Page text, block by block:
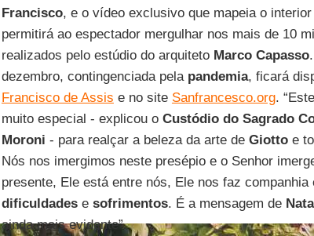
Francisco, e o vídeo exclusivo que mapeia o interior
permitirá ao espectador mergulhar nos mais de 10
realizados pelo estúdio do arquiteto Marco Capasso
dezembro, contingenciada pela pandemia, ficará
Francisco de Assis e no site Sanfrancesco.org.
muito especial - explicou o Custódio do Sagrado
Moroni - para realçar a beleza da arte de Giottoe
Nós nos imergimos neste presépio e o Senhor
presente, Ele está entre nós, Ele nos faz
dificuldadese sofrimentos. É a mensagem de
ainda mais evidente”.